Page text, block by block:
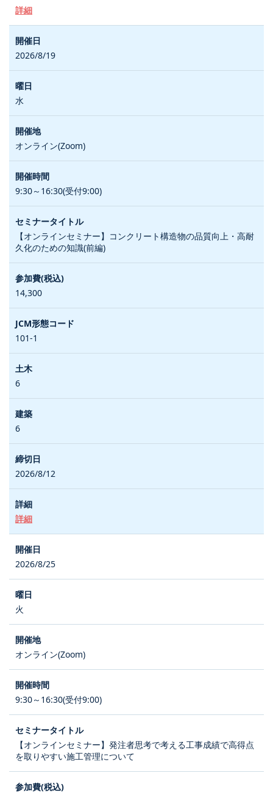
詳細
2026/8/19
水
オンライン(Zoom)
9:30～16:30(受付9:00)
【オンラインセミナー】コンクリート構造物の品質向上・高耐
久化のための知識(前編)
14,300
101-1
6
6
2026/8/12
詳細
2026/8/25
火
オンライン(Zoom)
9:30～16:30(受付9:00)
【オンラインセミナー】発注者思考で考える工事成績で高得点
を取りやすい施工管理について